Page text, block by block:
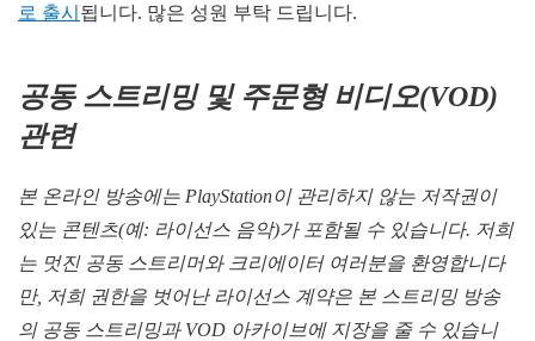
로 출시 됩니다. 많은 성원 부탁 드립니다.
공동 스트리밍 및 주문형 비디오(VOD)
관련
본 온라인 방송에는 PlayStation이 관리하지 않는 저작권이
있는 콘텐츠(예: 라이선스 음악)가 포함될 수 있습니다. 저희
는 멋진 공동 스트리머와 크리에이터 여러분을 환영합니다
만, 저희 권한을 벗어난 라이선스 계약은 본 스트리밍 방송
의 공동 스트리밍과VOD 아카이브에 지장을 줄 수 있습니